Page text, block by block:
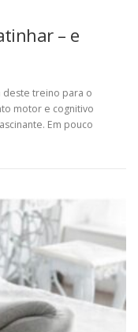
– e
deste treino para o
motor e cognitivo
Em pouco